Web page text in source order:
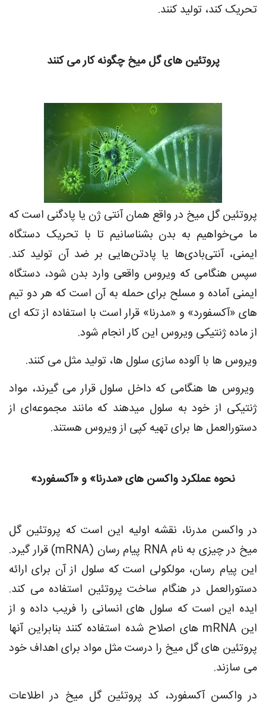
تحریک کند، تولید کنند.
پروتئین های گل میخ چگونه کار می کنند
پروتئین گل ‌میخ در واقع همان آنتی ‌ژن یا پادگنی است که
ما می‌خواهیم به بدن بشناسانیم تا با تحریک دستگاه
ایمنی، آنتی‌بادی‌ها یا پادتن‌هایی بر ضد آن تولید کند.
سپس هنگامی که ویروس واقعی وارد بدن شود، دستگاه
ایمنی آماده و مسلح برای حمله به آن است که هر دو تیم
های «آکسفورد» و «مدرنا» قرار است با استفاده از تکه ای
از ماده ژنتیکی ویروس این کار انجام شود.
ویروس ها با آلوده سازی سلول ها، تولید مثل می کنند.
ویروس ها هنگامی که داخل سلول قرار می گیرند، مواد
ژنتیکی از خود به سلول میدهند که مانند مجموعه‌ای از
دستورالعمل ها برای تهیه کپی از ویروس هستند.
نحوه عملکرد واکسن های «مدرنا» و «آکسفورد»
در واکسن مدرنا، نقشه اولیه این است که پروتئین گل
میخ در چیزی به نام RNA پیام رسان (mRNA) قرار گیرد.
این پیام رسان، مولکولی است که سلول از آن برای ارائه
دستورالعمل در هنگام ساخت پروتئین استفاده می کند.
ایده این است که سلول های انسانی را فریب داده و از
این mRNA های اصلاح شده استفاده کنند بنابراین آنها
پروتئین های گل میخ را درست مثل مواد برای اهداف خود
می سازند.
در واکسن آکسفورد، کد پروتئین گل میخ در اطلاعات